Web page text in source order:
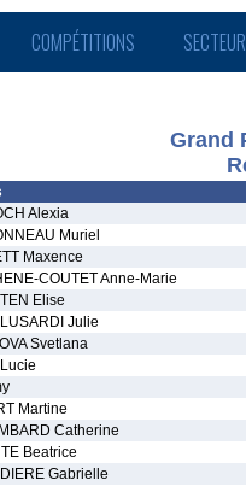
COMPÉTITIONS
Grand
Alexia
Muriel
Maxence
COUTET Anne-Marie
Elise
Julie
Svetlana
Martine
Catherine
Beatrice
Gabrielle